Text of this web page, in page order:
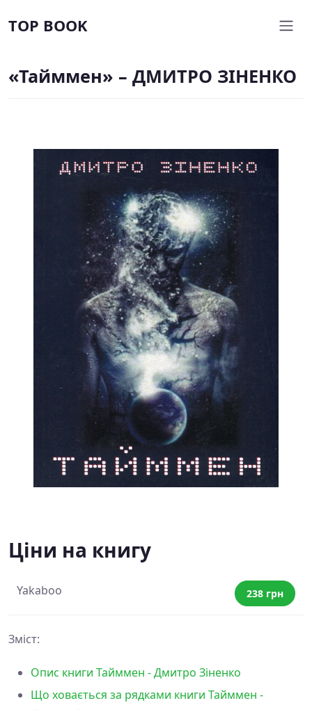
TOP BOOK
«Тайммен» – ДМИТРО ЗІНЕНКО
Ціни на книгу
Yakaboo 238 грн
Зміст:
Опис книги Тайммен - Дмитро Зіненко
Що ховається за рядками книги Тайммен -